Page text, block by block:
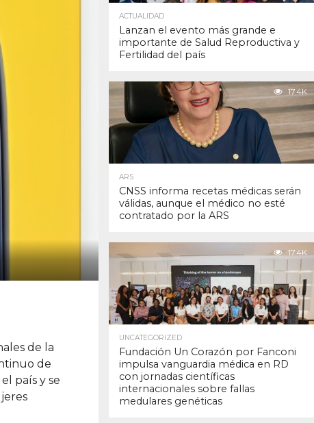
de la
de
país y se
ACTUALIDAD
Lanzan el evento más grande e
importante de Salud Reproductiva y
Fertilidad del país
17.4K
ARS
CNSS informa recetas médicas serán
válidas, aunque el médico no esté
contratado por la ARS
17.4K
UNCATEGORIZED
Fundación Un Corazón por Fanconi
impulsa vanguardia médica en RD
con jornadas científicas
internacionales sobre fallas
medulares genéticas